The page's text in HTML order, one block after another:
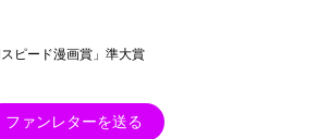
ピード漫画賞」準大賞
ファンレターを送る